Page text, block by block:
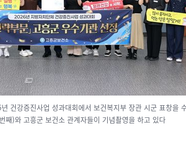
건강증진사업 성과대회에서 보건복지부 장관 시군 표창을
째)와 고흥군 보건소 관계자들이 기념촬영을 하고 있다